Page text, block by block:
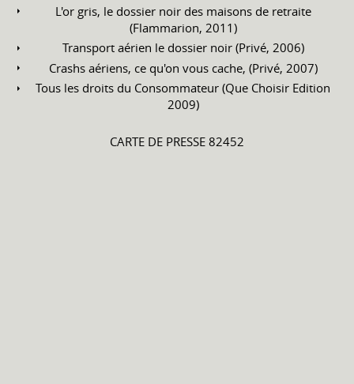
L'or gris, le dossier noir des maisons de retraite
(Flammarion, 2011)
Transport aérien le dossier noir (Privé, 2006)
Crashs aériens, ce qu'on vous cache, (Privé, 2007)
Tous les droits du Consommateur (Que Choisir Edition
2009)
CARTE DE PRESSE 82452